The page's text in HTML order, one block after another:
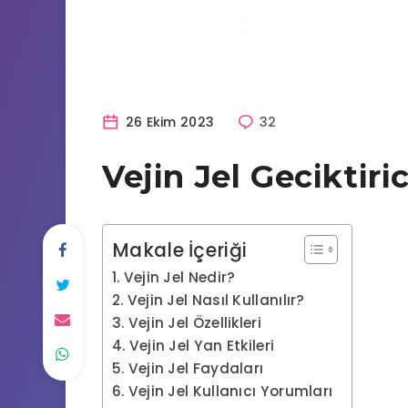
26 Ekim 2023 32
Vejin Jel
Makale İçeriği
Vejin Jel Nedir?
Vejin Jel Nasıl Kullanılır?
Vejin Jel Özellikleri
Vejin Jel Yan Etkileri
Vejin Jel Faydaları
Vejin Jel Kullanıcı Yorumları